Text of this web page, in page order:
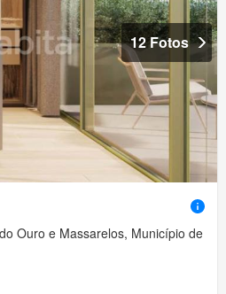
12 Fotos
Ouro e Massarelos, Município de